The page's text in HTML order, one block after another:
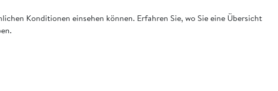
Konditionen einsehen können. Erfahren Sie, wo Sie eine Übersicht